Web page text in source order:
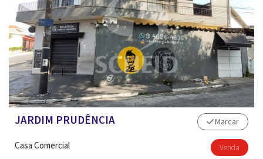
JARDIM PRUDÊNCIA
Casa Comercial
Marcar
Venda